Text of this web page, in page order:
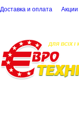
Доставка и оплата Акции